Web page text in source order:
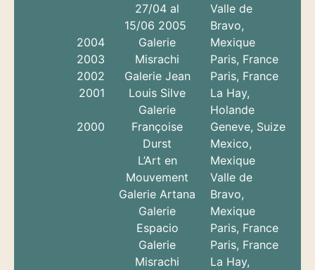
2004
2003
2002
2001
2000
27/04 al
15/06 2005
Galerie
Misrachi
Galerie Jean
Louis Silve
Galerie
Françoise
Durst
L’Art en
Mouvement
Galerie Artana
Galerie
Espacio
Galerie
Misrachi
Valle de
Bravo,
Mexique
Paris, France
Paris, France
La Hay,
Holande
Geneve, Suize
Mexico,
Mexique
Valle de
Bravo,
Mexique
Paris, France
Paris, France
La Hay,